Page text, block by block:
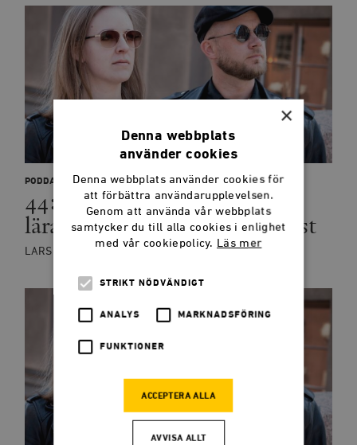
PODDAR
44: Skatteavdrag, terrorism,
lärare och provocerande konst
LARS ANDERS JOHANSSON, BLANCHE SANDE
×
Denna webbplats
använder cookies
Denna webbplats använder cookies för
att förbättra användarupplevelsen.
Genom att använda vår webbplats
samtycker du till alla cookies i enlighet
med vår cookiepolicy. Läs mer
STRIKT NÖDVÄNDIGT
ANALYS MARKNADSFÖRING
FUNKTIONER
ACCEPTERA ALLA
AVVISA ALLT